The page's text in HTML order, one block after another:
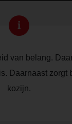
i
van belang.
Daarnaast
kozijn.